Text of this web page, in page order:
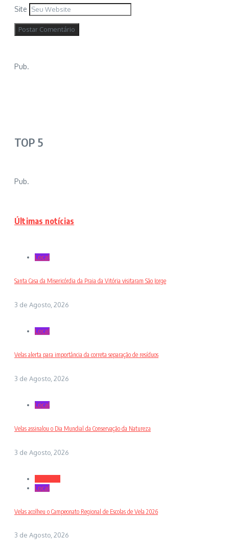
Site
Pub.
TOP 5
Pub.
Últimas notícias
Local
Santa Casa da Misericórdia da Praia da Vitória visitaram São Jorge
3 de Agosto, 2026
Local
Velas alerta para importância da correta separação de resíduos
3 de Agosto, 2026
Local
Velas assinalou o Dia Mundial da Conservação da Natureza
3 de Agosto, 2026
Local
Velas acolheu o Campeonato Regional de Escolas de Vela 2026
3 de Agosto, 2026